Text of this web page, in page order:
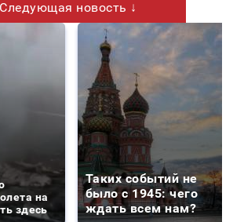
Следующая новость ↓
на
здесь
Таких событий не
было с 1945: чего
ждать всем нам?